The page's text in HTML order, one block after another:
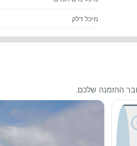
מיכל דלק
ההזמנה שלכם.